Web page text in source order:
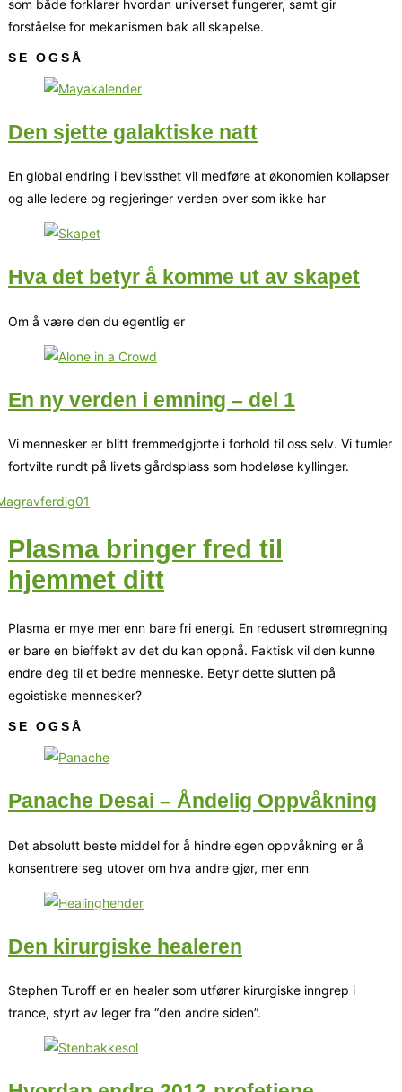
som både forklarer hvordan universet fungerer, samt gir
forståelse for mekanismen bak all skapelse.
SE OGSÅ
Den sjette galaktiske natt
En global endring i bevissthet vil medføre at økonomien kollapser
og alle ledere og regjeringer verden over som ikke har
Hva det betyr å komme ut av skapet
Om å være den du egentlig er
En ny verden i emning – del 1
Vi mennesker er blitt fremmedgjorte i forhold til oss selv. Vi tumler
fortvilte rundt på livets gårdsplass som hodeløse kyllinger.
Plasma bringer fred til
hjemmet ditt
Plasma er mye mer enn bare fri energi. En redusert strømregning
er bare en bieffekt av det du kan oppnå. Faktisk vil den kunne
endre deg til et bedre menneske. Betyr dette slutten på
egoistiske mennesker?
SE OGSÅ
Panache Desai – Åndelig Oppvåkning
Det absolutt beste middel for å hindre egen oppvåkning er å
konsentrere seg utover om hva andre gjør, mer enn
Den kirurgiske healeren
Stephen Turoff er en healer som utfører kirurgiske inngrep i
trance, styrt av leger fra “den andre siden”.